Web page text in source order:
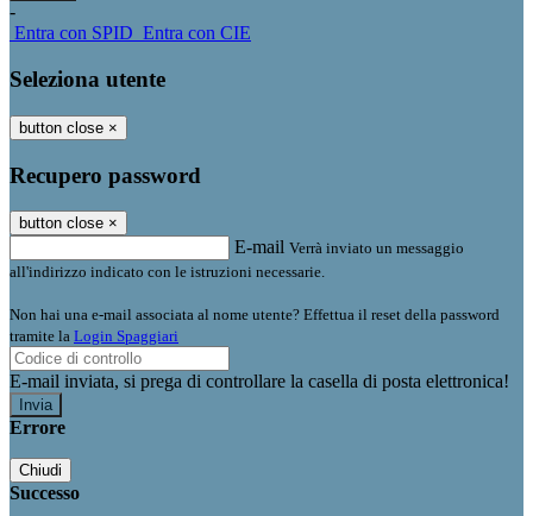
-
Entra con SPID Entra con CIE
Seleziona utente
button close ×
Recupero password
button close ×
E-mail Verrà inviato un messaggio
all'indirizzo indicato con le istruzioni necessarie.
Non hai una e-mail associata al nome utente? Effettua il reset della password
tramite la Login Spaggiari
E-mail inviata, si prega di controllare la casella di posta elettronica!
Errore
Chiudi
Successo